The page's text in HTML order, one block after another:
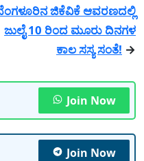
ಜಿಕೆವಿಕೆ ಆವರಣದಲ್ಲಿ
ಜುಲೈ 10 ರಿಂದ ಮೂರು ದಿನಗಳ
ಕಾಲ ಸಸ್ಯ ಸಂತೆ! →
Join Now
Join Now